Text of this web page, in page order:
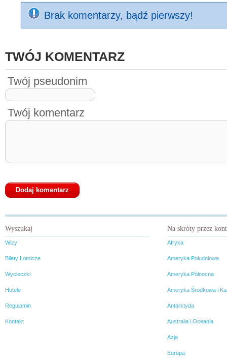
Brak komentarzy, bądź pierwszy!
TWÓJ KOMENTARZ
Twój pseudonim
Twój komentarz
Wyszukaj
Wizy
Bilety Lotnicze
Wycieczki
Hotele
Regulamin
Kontakt
Na skróty przez
Afryka
Ameryka Południowa
Ameryka Północna
Ameryka Środkowa i
Antarktyda
Australia i Oceania
Azja
Europa